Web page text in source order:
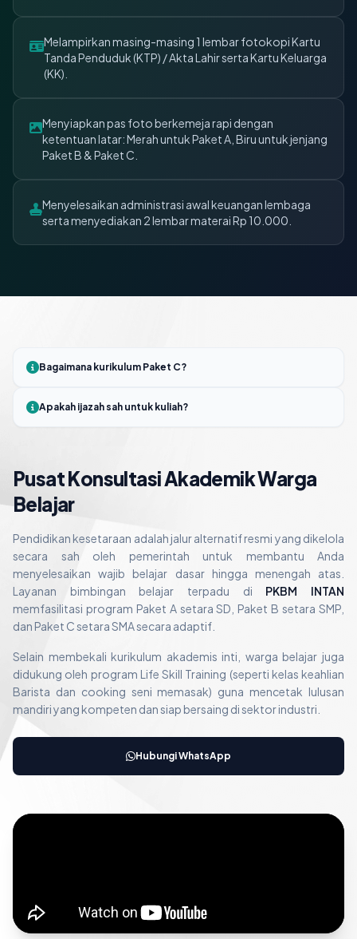
Melampirkan masing-masing 1 lembar fotokopi Kartu
Tanda Penduduk (KTP) / Akta Lahir serta Kartu Keluarga
(KK).
Menyiapkan pas foto berkemeja rapi dengan
ketentuan latar: Merah untuk Paket A, Biru untuk jenjang
Paket B & Paket C.
Menyelesaikan administrasi awal keuangan lembaga
serta menyediakan 2 lembar materai Rp 10.000.
Bagaimana kurikulum Paket C?
Apakah ijazah sah untuk kuliah?
Pusat Konsultasi Akademik Warga
Belajar
Pendidikan kesetaraan adalah jalur alternatif resmi yang dikelola
secara sah oleh pemerintah untuk membantu Anda
menyelesaikan wajib belajar dasar hingga menengah atas.
Layanan bimbingan belajar terpadu di PKBM INTAN
memfasilitasi program Paket A setara SD, Paket B setara SMP,
dan Paket C setara SMA secara adaptif.
Selain membekali kurikulum akademis inti, warga belajar juga
didukung oleh program Life Skill Training (seperti kelas keahlian
Barista dan cooking seni memasak) guna mencetak lulusan
mandiri yang kompeten dan siap bersaing di sektor industri.
Hubungi WhatsApp